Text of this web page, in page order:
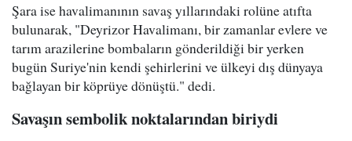
Şara ise havalimanının savaş yıllarındaki rolüne atıfta
bulunarak, "Deyrizor Havalimanı, bir zamanlar evlere ve
tarım arazilerine bombaların gönderildiği bir yerken
bugün Suriye'nin kendi şehirlerini ve ülkeyi dış dünyaya
bağlayan bir köprüye dönüştü." dedi.
Savaşın sembolik noktalarından biriydi